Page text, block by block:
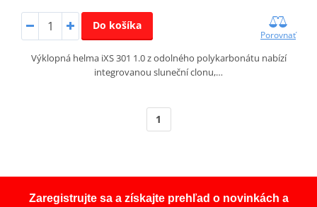
Do košíka
Porovnať
Výklopná helma iXS 301 1.0 z odolného polykarbonátu nabízí
integrovanou sluneční clonu,…
1
Zaregistrujte sa a získajte prehľad o novinkách a